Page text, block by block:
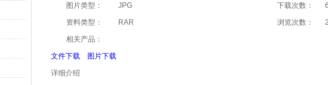
图片类型：
JPG 下载次数：
资料类型：
RAR 浏览次数：
相关产品：
文件下载
图片下载
详细介绍